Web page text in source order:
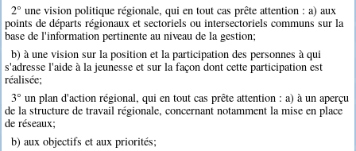
2° une vision politique régionale, qui en tout cas prête attention : a) aux
points de départs régionaux et sectoriels ou intersectoriels communs sur la
base de l'information pertinente au niveau de la gestion;
b) à une vision sur la position et la participation des personnes à qui
s'adresse l'aide à la jeunesse et sur la façon dont cette participation est
réalisée;
3° un plan d'action régional, qui en tout cas prête attention : a) à un aperçu
de la structure de travail régionale, concernant notamment la mise en place
de réseaux;
b) aux objectifs et aux priorités;